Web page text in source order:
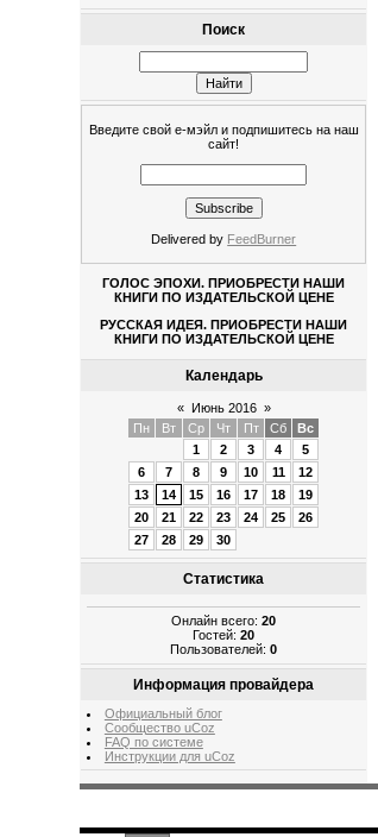
Поиск
Введите свой е-мэйл и подпишитесь на наш
сайт!
Delivered by FeedBurner
ГОЛОС ЭПОХИ. ПРИОБРЕСТИ НАШИ
КНИГИ ПО ИЗДАТЕЛЬСКОЙ ЦЕНЕ
РУССКАЯ ИДЕЯ. ПРИОБРЕСТИ НАШИ
КНИГИ ПО ИЗДАТЕЛЬСКОЙ ЦЕНЕ
Календарь
« Июнь 2016 »
Пн
Вт Ср Чт Пт Сб
Вс
1
2 3 4
5
6
7 8 9 10 11
12
13
14 15 16 17 18
19
20
21 22 23 24 25
26
27
28 29 30
Статистика
Онлайн всего:20
Гостей:20
Пользователей:0
Информация провайдера
Официальный блог
Сообщество uCoz
FAQ по системе
Инструкции для uCoz